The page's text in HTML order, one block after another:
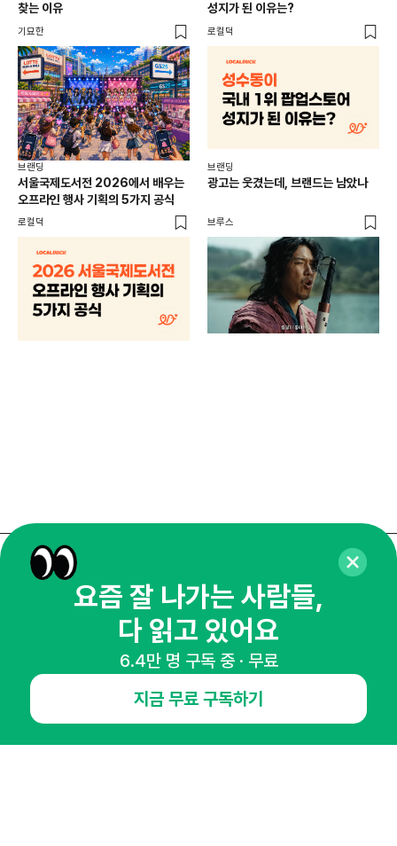
찾는 이유
기묘한
성지가 된 이유는?
로컬덕
브랜딩
서울국제도서전 2026에서 배우는
오프라인 행사 기획의 5가지 공식
로컬덕
브랜딩
광고는 웃겼는데, 브랜드는 남았나
브루스
매주 화요일 아침,
마케팅 감각을 깨워 드릴게요!
65,043명의 마케터를 성장시키는 뉴스레터
요즘 잘 나가는 사람들,
다 읽고 있어요
6.4만 명 구독 중 · 무료
지금 무료 구독하기